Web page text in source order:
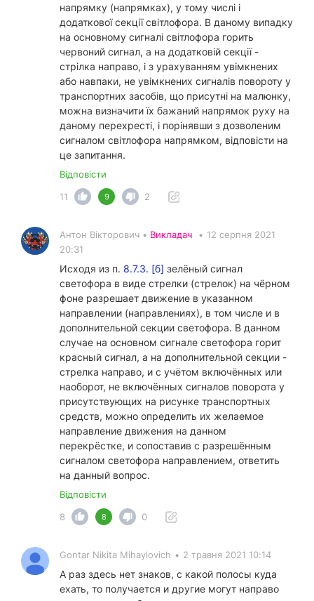
напрямку (напрямках), у тому числі і
додаткової секції світлофора. В даному випадку
на основному сигналі світлофора горить
червоний сигнал, а на додатковій секції -
стрілка направо, і з урахуванням увімкнених
або навпаки, не увімкнених сигналів повороту у
транспортних засобів, що присутні на малюнку,
можна визначити їх бажаний напрямок руху на
даному перехресті, і порінявши з дозволеним
сигналом світлофора напрямком, відповісти на
це запитання.
Відповісти
11
9 2
Антон Вікторович • Викладач • 12 серпня 2021
20:31
Исходя из п. 8.7.3. [б] зелёный сигнал
светофора в виде стрелки (стрелок) на чёрном
фоне разрешает движение в указанном
направлении (направлениях), в том числе и в
дополнительной секции светофора. В данном
случае на основном сигнале светофора горит
красный сигнал, а на дополнительной секции -
стрелка направо, и с учётом включённых или
наоборот, не включённых сигналов поворота у
присутствующих на рисунке транспортных
средств, можно определить их желаемое
направление движения на данном
перекрёстке, и сопоставив с разрешённым
сигналом светофора направлением, ответить
на данный вопрос.
Відповісти
8
8 0
Gontar Nikita Mihaylovich • 2 травня 2021 10:14
А раз здесь нет знаков, с какой полосы куда
ехать, то получается и другие могут направо